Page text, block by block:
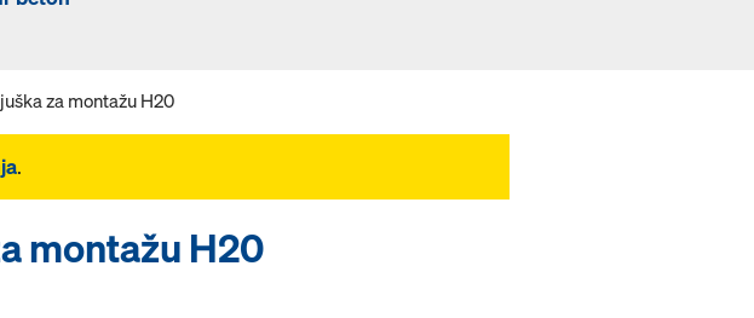
za montažu H20
.
montažu H20